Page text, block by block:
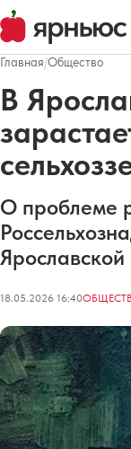
Главная/Общество
В
О проблеме
Ярославской
18.05.2026 16:40